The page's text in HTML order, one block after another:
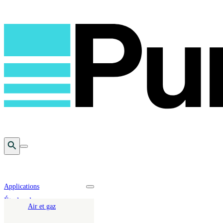
Open Search
Toggle mobile menu
Applications Toggle nav dropdown
Air et gaz
Études de cas